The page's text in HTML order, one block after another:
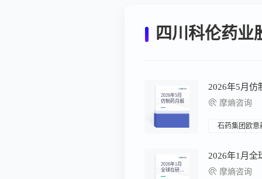
四川科伦药业
2026年5月
仿制药月报
2026年5月仿
摩熵咨询
石药集团欧意
2026年1月
全球在研新
药月报
2026年1月全
摩熵咨询